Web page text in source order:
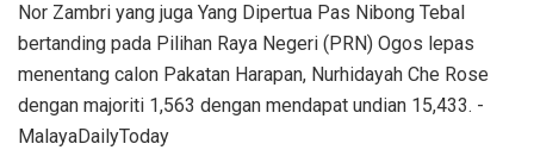
Nor Zambri yang juga Yang Dipertua Pas Nibong Tebal
bertanding pada Pilihan Raya Negeri (PRN) Ogos lepas
menentang calon Pakatan Harapan, Nurhidayah Che Rose
dengan majoriti 1,563 dengan mendapat undian 15,433. -
MalayaDailyToday